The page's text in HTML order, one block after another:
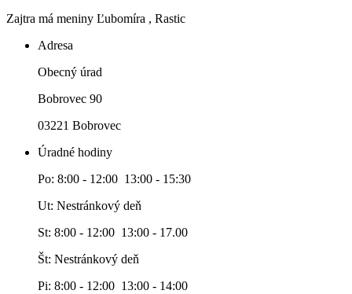
Zajtra má meniny Ľubomíra , Rastic
Adresa
Obecný úrad
Bobrovec 90
03221 Bobrovec
Úradné hodiny
Po: 8:00 - 12:00 13:00 - 15:30
Ut: Nestránkový deň
St: 8:00 - 12:00 13:00 - 17.00
Št: Nestránkový deň
Pi: 8:00 - 12:00 13:00 - 14:00